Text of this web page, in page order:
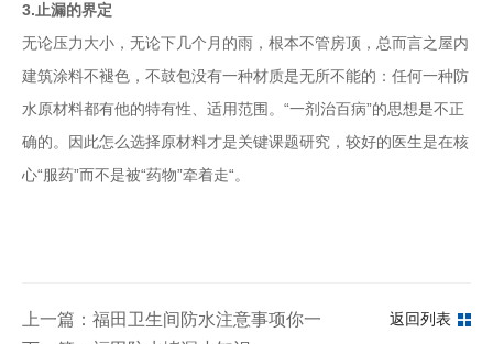
3.止漏的界定
无论压力大小，无论下几个月的雨，根本不管房顶，总而言之屋内
建筑涂料不褪色，不鼓包没有一种材质是无所不能的：任何一种防
水原材料都有他的特有性、适用范围。“一剂治百病”的思想是不正
确的。因此怎么选择原材料才是关键课题研究，较好的医生是在核
心“服药”而不是被“药物”牵着走“。
上一篇：福田卫生间防水注意事项你一定要知道返回列表